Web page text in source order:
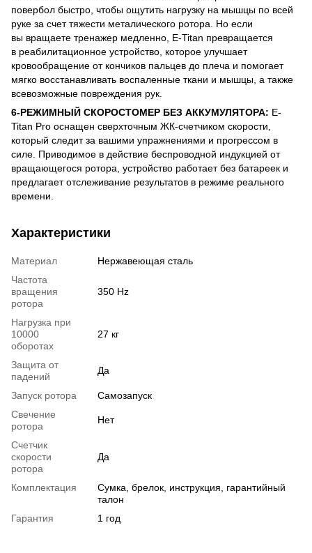
повербол быстро, чтобы ощутить нагрузку на мышцы по всей
руке за счет тяжести металического ротора. Но если
вы вращаете тренажер медленно, E-Titan превращается
в реабилитационное устройство, которое улучшает
кровообращение от кончиков пальцев до плеча и помогает
мягко восстанавливать воспаленные ткани и мышцы, а также
всевозможные повреждения рук.
6-РЕЖИМНЫЙ СКОРОСТОМЕР БЕЗ АККУМУЛЯТОРА: E-
Titan Pro оснащен сверхточным ЖК-счетчиком скорости,
который следит за вашими упражнениями и прогрессом в
силе. Приводимое в действие беспроводной индукцией от
вращающегося ротора, устройство работает без батареек и
предлагает отслеживание результатов в режиме реального
времени.
Характеристики
Материал
Нержавеющая сталь
Частота
вращения
ротора
350 Hz
Нагрузка при
10000
оборотах
27 кг
Защита от
падений
Да
Запуск ротора
Самозапуск
Свечение
ротора
Нет
Счетчик
скорости
ротора
Да
Комплектация
Сумка, брелок, инструкция, гарантийный
талон
Гарантия
1 год